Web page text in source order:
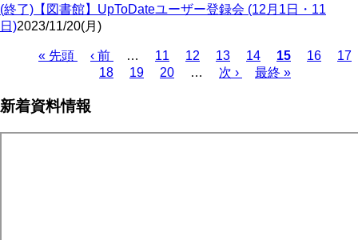
(終了)【図書館】UpToDateユーザー登録会 (12月1日・11
日)2023/11/20(月)
ジ
先
ー
« 先頭
前
ペ
‹ 前 … Page
11 Page
12 Page
13 Page
14
カ
レ
15 Page
16
17
Page
18 Page
19 Page
20 …
次
次 ›
最
最終 »
新着資料情報